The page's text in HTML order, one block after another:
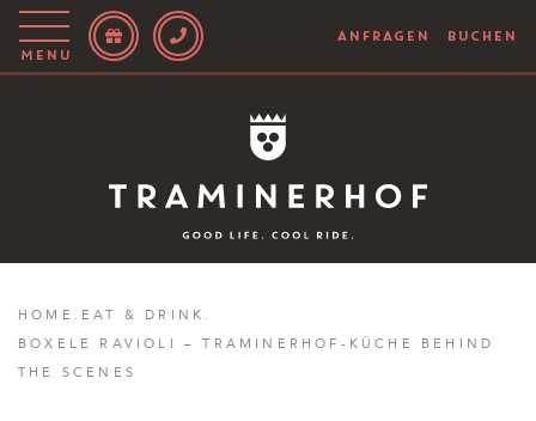
Story
Hotel
Rooms
Menu
ANFRAGEN BUCHEN
HOME . EAT & DRINK .
BOXELE RAVIOLI – TRAMINERHOF-KÜCHE BEHIND
THE SCENES